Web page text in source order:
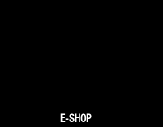
E-SHOP